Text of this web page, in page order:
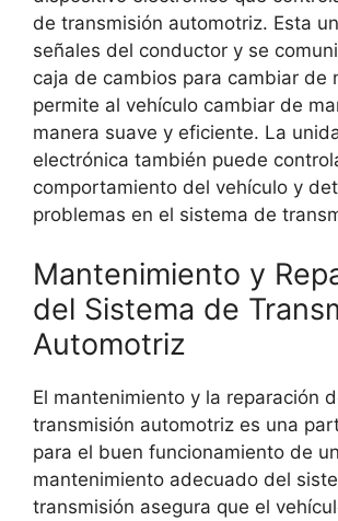
de transmisión automotriz. Esta
señales del conductor y se
caja de cambios para cambiar de
permite al vehículo cambiar de
manera suave y eficiente. La
electrónica también puede
comportamiento del vehículo y
problemas en el sistema de
Mantenimiento y
del Sistema de
Automotriz
El mantenimiento y la reparación
transmisión automotriz es una
para el buen funcionamiento de
mantenimiento adecuado del
transmisión asegura que el